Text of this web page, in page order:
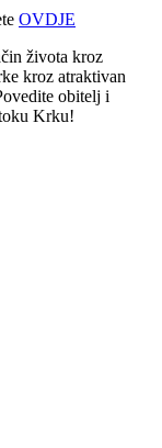
OVDJE
života kroz
kroz atraktivan
obitelj i
Krku!